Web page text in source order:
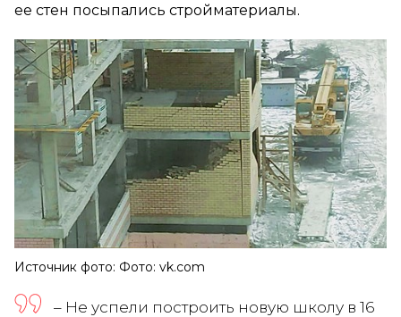
ее стен посыпались стройматериалы.
Источник фото: Фото: vk.com
– Не успели построить новую школу в 16